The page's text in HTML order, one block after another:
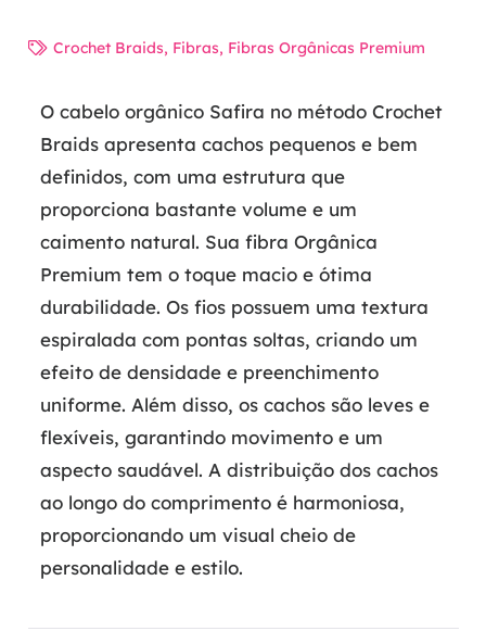
Crochet Braids, Fibras, Fibras Orgânicas Premium
O cabelo orgânico Safira no método Crochet
Braids apresenta cachos pequenos e bem
definidos, com uma estrutura que
proporciona bastante volume e um
caimento natural. Sua fibra Orgânica
Premium tem o toque macio e ótima
durabilidade. Os fios possuem uma textura
espiralada com pontas soltas, criando um
efeito de densidade e preenchimento
uniforme. Além disso, os cachos são leves e
flexíveis, garantindo movimento e um
aspecto saudável. A distribuição dos cachos
ao longo do comprimento é harmoniosa,
proporcionando um visual cheio de
personalidade e estilo.